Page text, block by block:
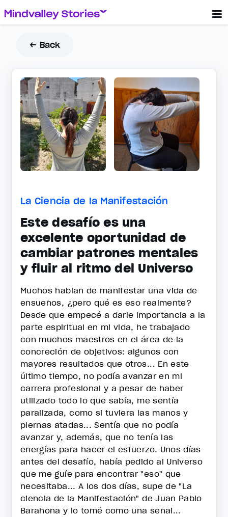
← Back
La Ciencia de la Manifestación
Este desafío es una
excelente oportunidad de
cambiar patrones mentales
y fluir al ritmo del Universo
Muchos hablan de manifestar una vida de
ensueños, ¿pero qué es eso realmente?
Desde que empecé a darle importancia a la
parte espiritual en mi vida, he trabajado
con muchos maestros en el área de la
concreción de objetivos: algunos con
mayores resultados que otros... En este
último tiempo, no podía avanzar en mi
carrera profesional y a pesar de haber
utilizado todo lo que sabía, me sentía
paralizada, como si tuviera las manos y
piernas atadas... Sentía que no podía
avanzar y, además, que no tenía las
energías para hacer el esfuerzo. Unos días
antes del desafío, había pedido al Universo
que me guíe para encontrar "eso" que
necesitaba... A los dos días, supe de "La
ciencia de la Manifestación" de Juan Pablo
Barahona y lo tomé como una señal...